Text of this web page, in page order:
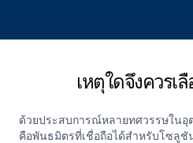
เหตุใดจึงควรเ
ด้วยประสบการณ์หลายทศวรรษใน
คือพันธมิตรที่เชื่อถือได้สําหรับโซลู